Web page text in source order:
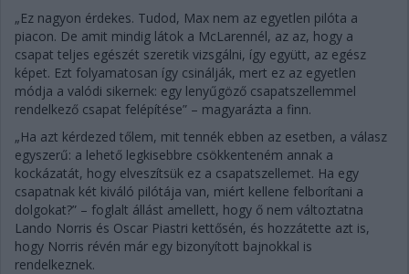
„Ez nagyon érdekes. Tudod, Max nem az egyetlen pilóta a
piacon. De amit mindig látok a McLarennél, az az, hogy a
csapat teljes egészét szeretik vizsgálni, így együtt, az egész
képet. Ezt folyamatosan így csinálják, mert ez az egyetlen
módja a valódi sikernek: egy lenyűgöző csapatszellemmel
rendelkező csapat felépítése” – magyarázta a finn.
„Ha azt kérdezed tőlem, mit tennék ebben az esetben, a válasz
egyszerű: a lehető legkisebbre csökkenteném annak a
kockázatát, hogy elveszítsük ez a csapatszellemet. Ha egy
csapatnak két kiváló pilótája van, miért kellene felborítani a
dolgokat?” – foglalt állást amellett, hogy ő nem változtatna
Lando Norris és Oscar Piastri kettősén, és hozzátette azt is,
hogy Norris révén már egy bizonyított bajnokkal is
rendelkeznek.